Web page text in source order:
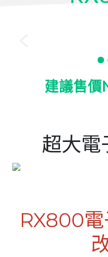
Israel
Lithuania
New Zealand
建議售價
超大電
RX800